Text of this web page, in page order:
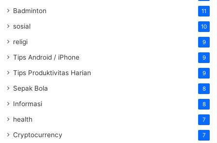
Badminton 11
sosial 10
religi 9
Tips Android / iPhone 9
Tips Produktivitas Harian 9
Sepak Bola 8
Informasi 8
health 7
Cryptocurrency 7